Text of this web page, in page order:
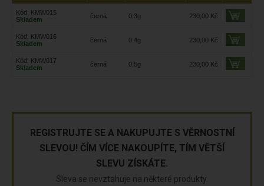
Kód: KMW015
Skladem
černá 0.3g 230,00 Kč
Kód: KMW016
Skladem
černá 0.4g 230,00 Kč
Kód: KMW017
Skladem
černá 0.5g 230,00 Kč
REGISTRUJTE SE A NAKUPUJTE S VĚRNOSTNÍ
SLEVOU! ČÍM VÍCE NAKOUPÍTE, TÍM VĚTŠÍ
SLEVU ZÍSKÁTE.
Sleva se nevztahuje na některé produkty.